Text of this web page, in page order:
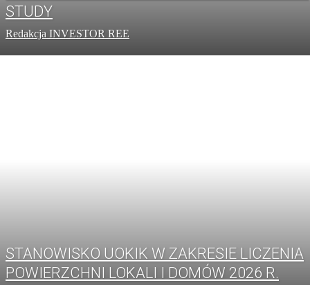
STUDY
Redakcja INVESTOR REE
STANOWISKO UOKIK W ZAKRESIE LICZENIA
POWIERZCHNI LOKALI I DOMÓW 2026 R.